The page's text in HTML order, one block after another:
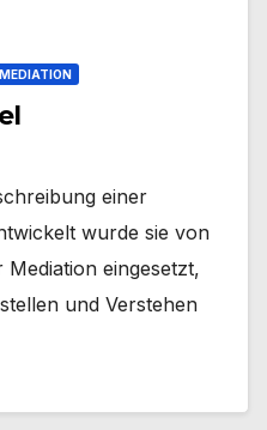
einer
wurde sie von
Mediation eingesetzt,
und Verstehen